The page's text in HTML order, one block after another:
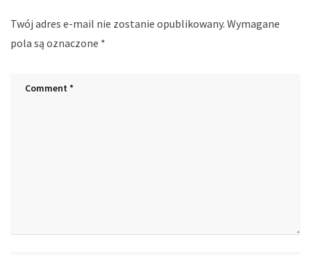
Twój adres e-mail nie zostanie opublikowany. Wymagane
pola są oznaczone *